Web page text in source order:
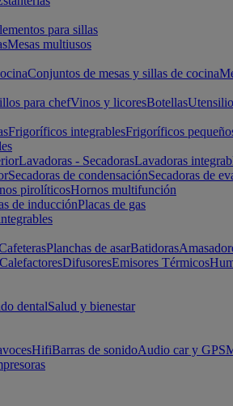
para sillas
Mesas multiusos
Conjuntos de mesas y sillas de cocina
para chefVinos y licoresBotellas
Frigoríficos integrablesFrigoríficos
Lavadoras - SecadorasLavadoras
Secadoras de condensaciónSecadoras de
pirolíticosHornos multifunción
de inducciónPlacas de gas
Planchas de asarBatidoras
CalefactoresDifusoresEmisores Térmicos
dentalSalud y bienestar
HifiBarras de sonidoAudio car y GPS